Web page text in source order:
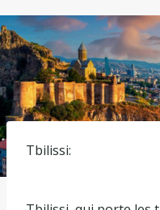
Tbilissi: